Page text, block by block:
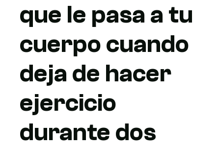
que le pasa a tu
cuerpo cuando
deja de hacer
ejercicio
durante dos